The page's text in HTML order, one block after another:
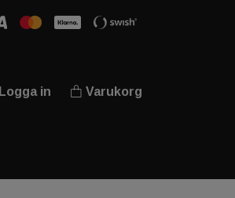
Logga in Varukorg